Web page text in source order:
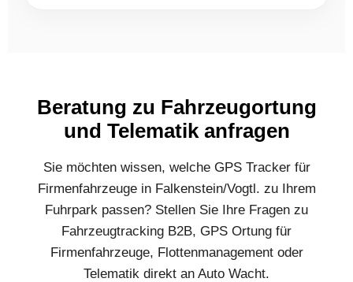
Beratung zu Fahrzeugortung
und Telematik anfragen
Sie möchten wissen, welche GPS Tracker für
Firmenfahrzeuge in Falkenstein/Vogtl. zu Ihrem
Fuhrpark passen? Stellen Sie Ihre Fragen zu
Fahrzeugtracking B2B, GPS Ortung für
Firmenfahrzeuge, Flottenmanagement oder
Telematik direkt an Auto Wacht.